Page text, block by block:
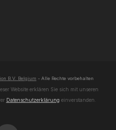
B.V. Belgium - Alle Rechte vorbehalten
Website erklären Sie sich mit unseren
Datenschutzerklärung einverstanden.